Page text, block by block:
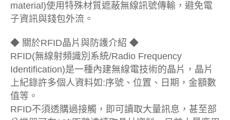
material)使用特殊材質遮蔽無線訊號傳輸，避免電
子資訊與錢包外流。
◆ 關於RFID晶片與防護介紹 ◆
RFID(無線射頻識別系統/Radio Frequency
Identification)是一種內建無線電技術的晶片，晶片
上紀錄許多個人資料如:序號、位置、日期，金額數
值等。
RFID不須透購過接觸，即可讀取大量訊息，甚至部